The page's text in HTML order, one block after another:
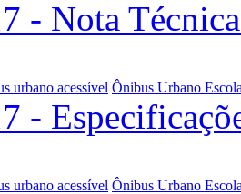
- Nota
urbano acessível Ônibus Urbano
-
urbano acessível Ônibus Urbano